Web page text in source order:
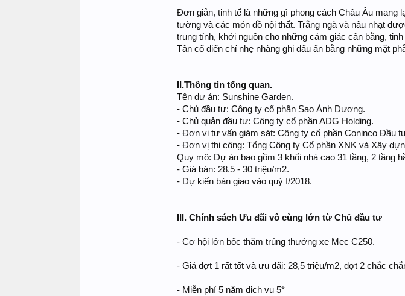
Đơn giản, tinh tế là những gì phong cách Châu Âu mang
tường và các món đồ nội thất. Trắng ngà và nâu nhạt
trung tính, khởi nguồn cho những cảm giác cân bằng,
Tân cổ điển chỉ nhẹ nhàng ghi dấu ấn bằng những mặt
II.Thông tin tổng quan.
Tên dự án: Sunshine Garden.
- Chủ đầu tư: Công ty cổ phần Sao Ánh Dương.
- Chủ quản đầu tư: Công ty cổ phần ADG Holding.
- Đơn vị tư vấn giám sát: Công ty cổ phần Coninco Đầu
- Đơn vị thi công: Tổng Công ty Cổ phần XNK và Xây
Quy mô: Dự án bao gồm 3 khối nhà cao 31 tầng, 2 tầng
- Giá bán: 28.5 - 30 triệu/m2.
- Dự kiến bàn giao vào quý I/2018.
III. Chính sách Ưu đãi vô cùng lớn từ Chủ đầu tư
- Cơ hội lớn bốc thăm trúng thưởng xe Mec C250.
- Giá đợt 1 rất tốt và ưu đãi: 28,5 triệu/m2, đợt 2 chắc
- Miễn phí 5 năm dịch vụ 5*